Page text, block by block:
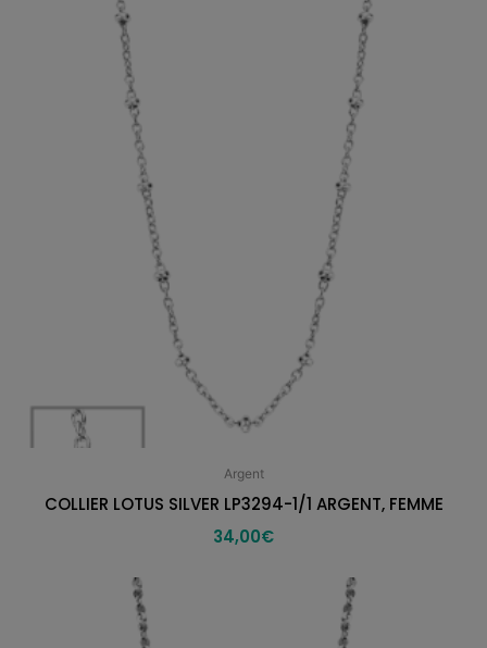
Argent
COLLIER LOTUS SILVER LP3294-1/1 ARGENT, FEMME
34,00€